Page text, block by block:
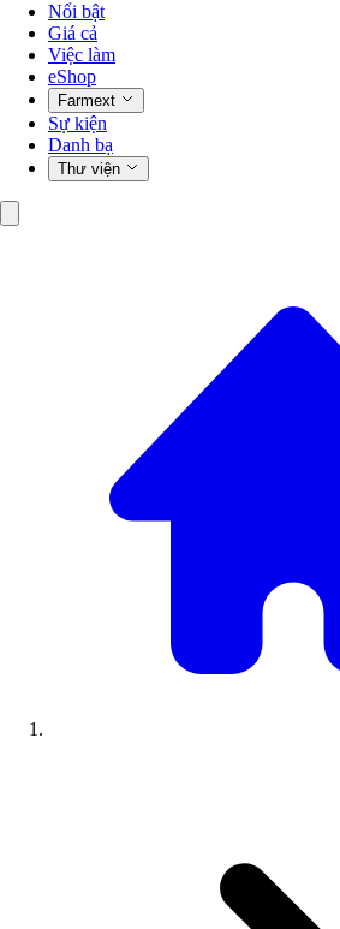
Nổi bật
Giá cả
Việc làm
eShop
Farmext
Sự kiện
Danh bạ
Thư viện